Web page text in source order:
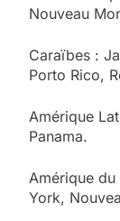
Nouveau
Caraïbes :
Porto Rico,
Amérique
Panama.
Amérique
York,